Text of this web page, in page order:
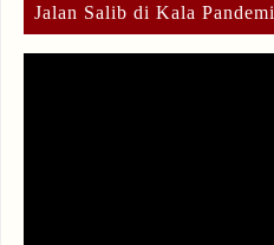
Jalan Salib di Kala Pandemi